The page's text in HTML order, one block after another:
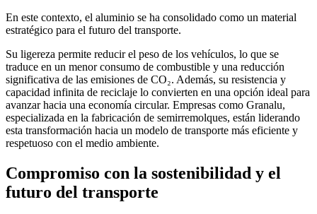
En este contexto, el aluminio se ha consolidado como un material
estratégico para el futuro del transporte.
Su ligereza permite reducir el peso de los vehículos, lo que se
traduce en un menor consumo de combustible y una reducción
significativa de las emisiones de CO₂. Además, su resistencia y
capacidad infinita de reciclaje lo convierten en una opción ideal para
avanzar hacia una economía circular. Empresas como Granalu,
especializada en la fabricación de semirremolques, están liderando
esta transformación hacia un modelo de transporte más eficiente y
respetuoso con el medio ambiente.
Compromiso con la sostenibilidad y el
futuro del transporte